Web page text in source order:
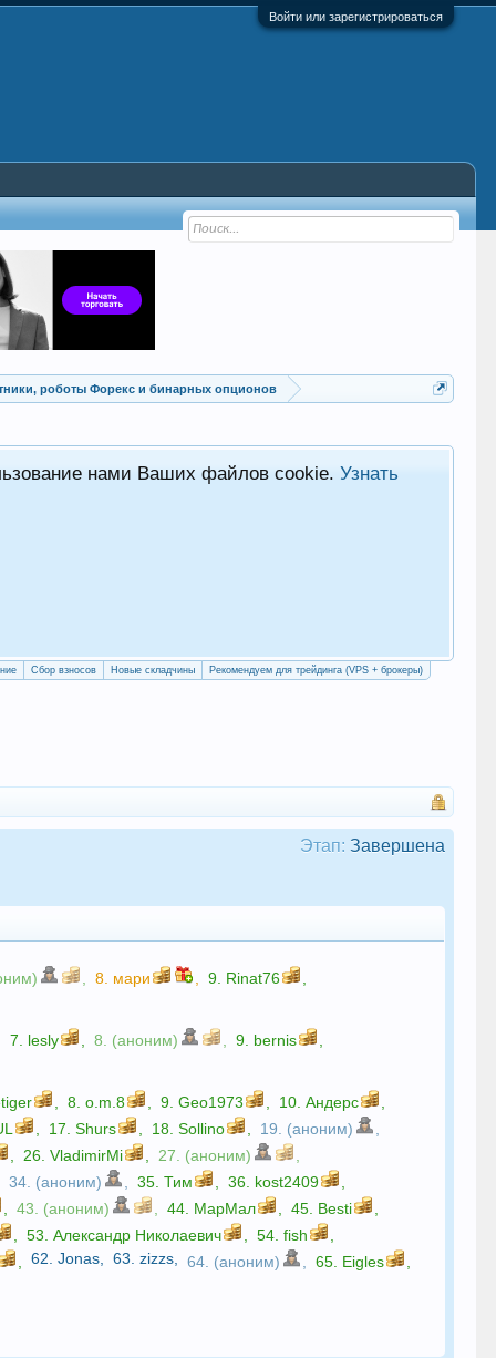
Войти или зарегистрироваться
Советники, роботы Форекс и бинарных опционов
нами Ваших файлов cookie.Узнать
Сбор взносов Новые складчины Рекомендуем для трейдинга (VPS + брокеры)
Этап: Завершена
8. мари 9. Rinat76
7. lesly 8. (аноним) 9. bernis
8.o.m.8 9.Geo1973 10.Андерс
17.Shurs 18.Sollino 19. (аноним)
26.VladimirMi 27. (аноним)
34. (аноним) 35.Тим 36. kost2409
43. (аноним) 44. МарМал 45. Besti
53.Александр Николаевич 54.fish
62.Jonas 63.zizzs 64. (аноним) 65. Eigles